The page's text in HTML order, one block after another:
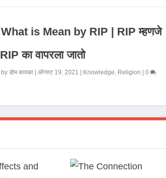
What is Mean by RIP | RIP म्हणजे
का वापरला जातो
by डोम कावळा| ऑगस्ट 19, 2021 Knowledge, Religion 0